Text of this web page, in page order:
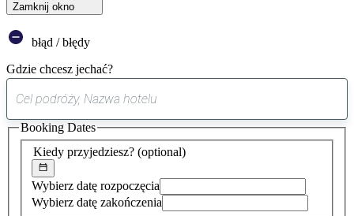
Zamknij okno
błąd / błędy
Gdzie chcesz jechać?
sugestia
została
znaleziona
Kiedy przyjedziesz? (optional)
Wybierz datę rozpoczęcia
Wybierz datę zakończenia
Booking Dates